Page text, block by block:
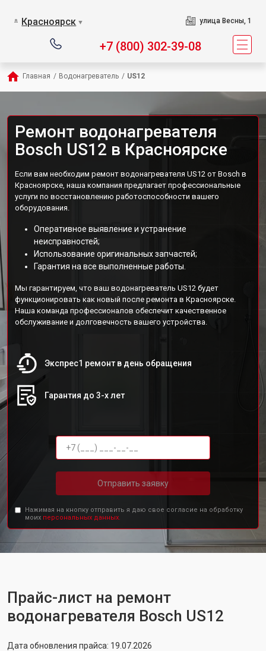
Красноярск ▼ улица Весны, 1
+7 (800) 302-39-08
Главная / Водонагреватель / US12
Ремонт водонагревателя
Bosch US12 в Красноярске
Если вам необходим ремонт водонагревателя US12 от Bosch в
Красноярске, наша компания предлагает профессиональные
услуги по восстановлению работоспособности вашего
оборудования.
Оперативное выявление и устранение
неисправностей;
Использование оригинальных запчастей;
Гарантия на все выполненные работы.
Мы гарантируем, что ваш водонагреватель US12 будет
функционировать как новый после ремонта в Красноярске.
Наша команда профессионалов обеспечит качественное
обслуживание и долговечность вашего устройства.
Экспрес1 ремонт в день обращения
Гарантия до 3-х лет
Отправить заявку
Нажимая на кнопку отправить я даю свое согласие на обработку
моих персональных данных.
Прайс-лист на ремонт
водонагревателя Bosch US12
Дата обновления прайса: 19.07.2026